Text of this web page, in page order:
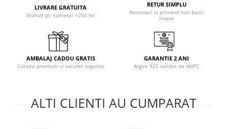
LIVRARE GRATUITA
Gratuit pt. comenzi >200 lei
RETUR SIMPLU
Returnezi si primesti toti banii
inapoi
AMBALAJ CADOU GRATIS
Cutiuta premium si saculet organza
GARANTIE 2 ANI
Argint 925 validat de ANPC
ALTI CLIENTI AU CUMPARAT